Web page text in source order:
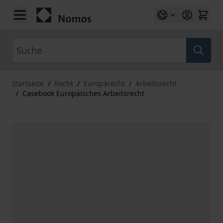
Zum Inhalt springen
Startseite / Recht / Europarecht / Arbeitsrecht
/ Casebook Europäisches Arbeitsrecht